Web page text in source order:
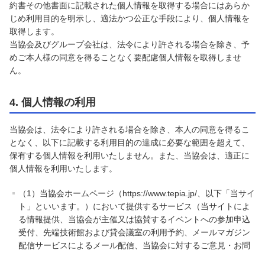
約書その他書面に記載された個人情報を取得する場合にはあらか
じめ利用目的を明示し、適法かつ公正な手段により、個人情報を
取得します。
当協会及びグループ会社は、法令により許される場合を除き、予
めご本人様の同意を得ることなく要配慮個人情報を取得しませ
ん。
4. 個人情報の利用
当協会は、法令により許される場合を除き、本人の同意を得るこ
となく、以下に記載する利用目的の達成に必要な範囲を超えて、
保有する個人情報を利用いたしません。また、当協会は、適正に
個人情報を利用いたします。
（1）当協会ホームページ（https://www.tepia.jp/、以下「当サイ
ト」といいます。）において提供するサービス（当サイトによ
る情報提供、当協会が主催又は協賛するイベントへの参加申込
受付、先端技術館および貸会議室の利用予約、メールマガジン
配信サービスによるメール配信、当協会に対するご意見・お問